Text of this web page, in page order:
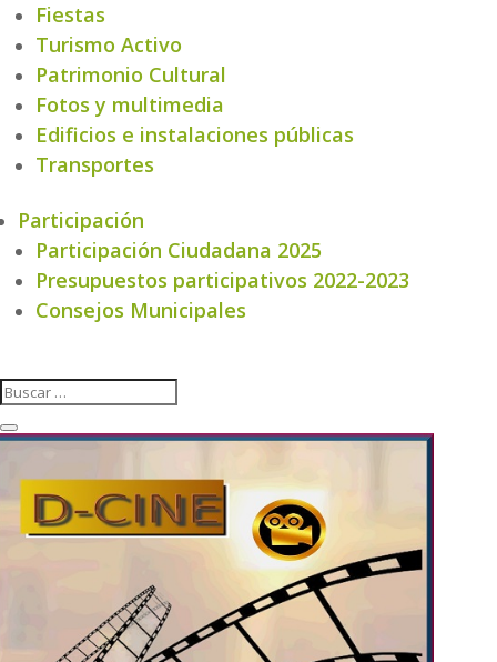
Fiestas
Turismo Activo
Patrimonio Cultural
Fotos y multimedia
Edificios e instalaciones públicas
Transportes
Participación
Participación Ciudadana 2025
Presupuestos participativos 2022-2023
Consejos Municipales